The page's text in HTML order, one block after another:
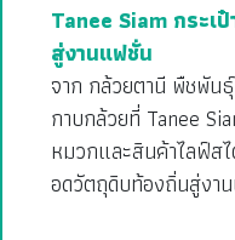
Tanee Siam กระเ
สู่งานแฟชั่น
จาก กล้วยตานี พืชพัน
กาบกล้วยที่ Tanee
หมวกและสินค้าไลฟ์ส
อดวัตถุดิบท้องถิ่นสู่งา